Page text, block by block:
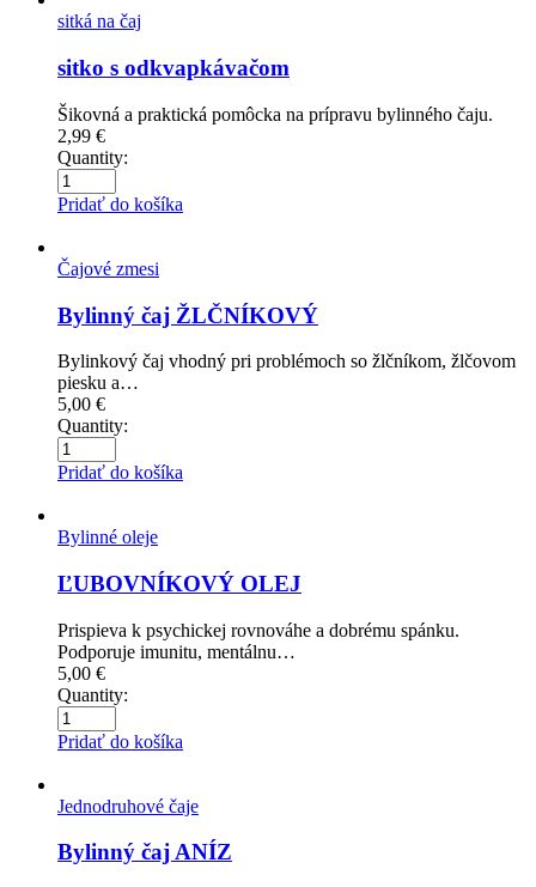
sitká na čaj
sitko s odkvapkávačom
Šikovná a praktická pomôcka na prípravu bylinného čaju.
2,99 €
Quantity:
Pridať do košíka
Čajové zmesi
Bylinný čaj ŽLČNÍKOVÝ
Bylinkový čaj vhodný pri problémoch so žlčníkom, žlčovom
piesku a…
5,00 €
Quantity:
Pridať do košíka
Bylinné oleje
ĽUBOVNÍKOVÝ OLEJ
Prispieva k psychickej rovnováhe a dobrému spánku.
Podporuje imunitu, mentálnu…
5,00 €
Quantity:
Pridať do košíka
Jednodruhové čaje
Bylinný čaj ANÍZ